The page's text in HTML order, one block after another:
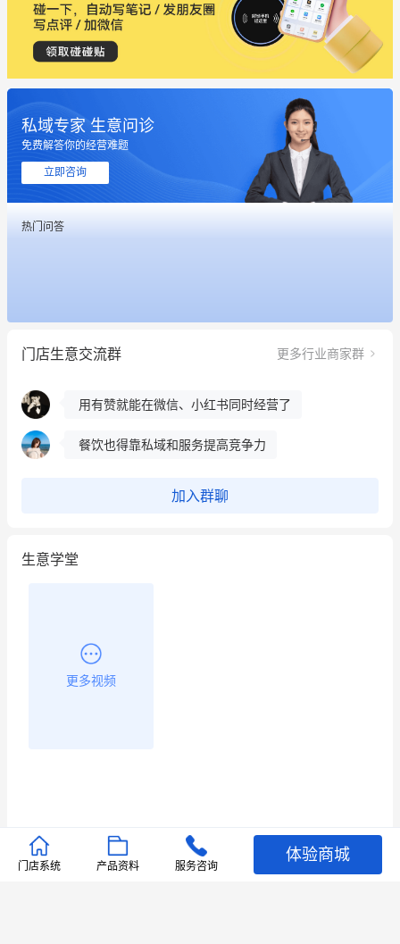
私域专家 生意问诊
免费解答你的经营难题
立即咨询
热门问答
门店生意交流群 更多行业商家群
这个营销策划案例推荐大家看一下
用有赞就能在微信、小红书同时经营了
冰墩墩货源充足需要的联系我
这个营销策划案例推荐大家看一下
用有赞就能在微信、小红书同时经营了
餐饮也得靠私域和服务提高竞争力
加入群聊
生意学堂
更多视频
推荐文章
门店系统 产品资料 服务咨询
体验商城